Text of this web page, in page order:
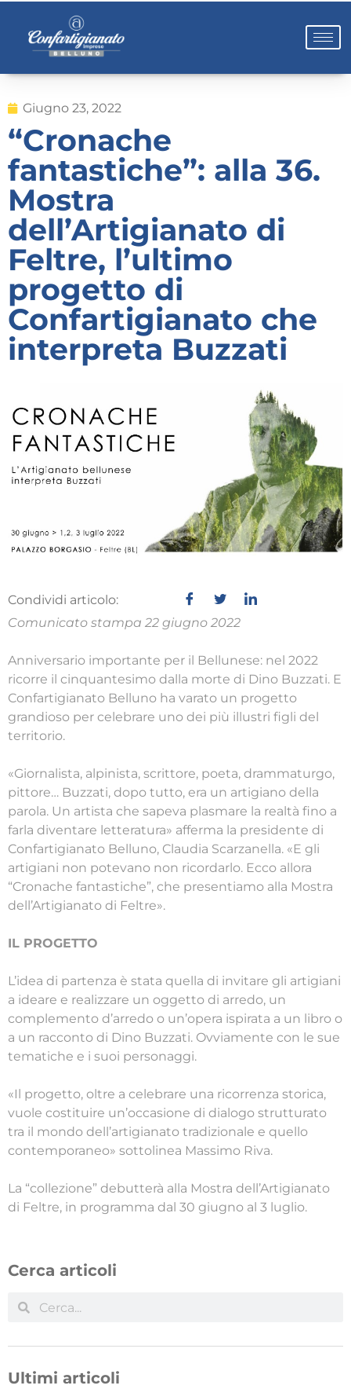
Giugno 23, 2022
“Cronache
fantastiche”: alla 36.
Mostra
dell’Artigianato di
Feltre, l’ultimo
progetto di
Confartigianato che
interpreta Buzzati
Condividi articolo:
Comunicato stampa 22 giugno 2022
Anniversario importante per il Bellunese: nel 2022
ricorre il cinquantesimo dalla morte di Dino Buzzati. E
Confartigianato Belluno ha varato un progetto
grandioso per celebrare uno dei più illustri figli del
territorio.
«Giornalista, alpinista, scrittore, poeta, drammaturgo,
pittore… Buzzati, dopo tutto, era un artigiano della
parola. Un artista che sapeva plasmare la realtà fino a
farla diventare letteratura» afferma la presidente di
Confartigianato Belluno, Claudia Scarzanella. «E gli
artigiani non potevano non ricordarlo. Ecco allora
“Cronache fantastiche”, che presentiamo alla Mostra
dell’Artigianato di Feltre».
IL PROGETTO
L’idea di partenza è stata quella di invitare gli artigiani
a ideare e realizzare un oggetto di arredo, un
complemento d’arredo o un’opera ispirata a un libro o
a un racconto di Dino Buzzati. Ovviamente con le sue
tematiche e i suoi personaggi.
«Il progetto, oltre a celebrare una ricorrenza storica,
vuole costituire un’occasione di dialogo strutturato
tra il mondo dell’artigianato tradizionale e quello
contemporaneo» sottolinea Massimo Riva.
La “collezione” debutterà alla Mostra dell’Artigianato
di Feltre, in programma dal 30 giugno al 3 luglio.
Cerca articoli
Ultimi articoli